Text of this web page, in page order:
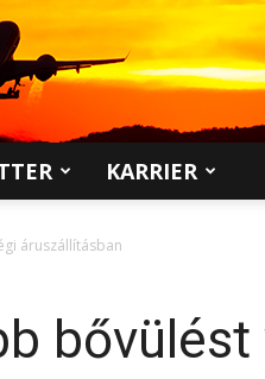
KARRIER
áruszállításban
bővülést